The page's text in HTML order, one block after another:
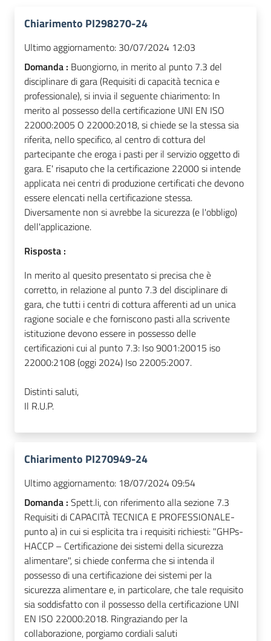
Chiarimento PI298270-24
Ultimo aggiornamento: 30/07/2024 12:03
Domanda : Buongiorno, in merito al punto 7.3 del
disciplinare di gara (Requisiti di capacità tecnica e
professionale), si invia il seguente chiarimento: In
merito al possesso della certificazione UNI EN ISO
22000:2005 O 22000:2018, si chiede se la stessa sia
riferita, nello specifico, al centro di cottura del
partecipante che eroga i pasti per il servizio oggetto di
gara. E' risaputo che la certificazione 22000 si intende
applicata nei centri di produzione certificati che devono
essere elencati nella certificazione stessa.
Diversamente non si avrebbe la sicurezza (e l'obbligo)
dell'applicazione.
Risposta :
In merito al quesito presentato si precisa che è
corretto, in relazione al punto 7.3 del disciplinare di
gara, che tutti i centri di cottura afferenti ad un unica
ragione sociale e che forniscono pasti alla scrivente
istituzione devono essere in possesso delle
certificazioni cui al punto 7.3: Iso 9001:20015 iso
22000:2108 (oggi 2024) Iso 22005:2007.
Distinti saluti,
Il R.U.P.
Chiarimento PI270949-24
Ultimo aggiornamento: 18/07/2024 09:54
Domanda : Spett.li, con riferimento alla sezione 7.3
Requisiti di CAPACITÀ TECNICA E PROFESSIONALE-
punto a) in cui si esplicita tra i requisiti richiesti: "GHPs-
HACCP – Certificazione dei sistemi della sicurezza
alimentare", si chiede conferma che si intenda il
possesso di una certificazione dei sistemi per la
sicurezza alimentare e, in particolare, che tale requisito
sia soddisfatto con il possesso della certificazione UNI
EN ISO 22000:2018. Ringraziando per la
collaborazione, porgiamo cordiali saluti